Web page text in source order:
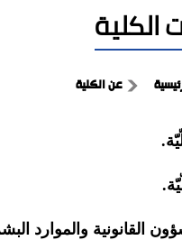
الكلية
عن الكلية
القانونية والموارد